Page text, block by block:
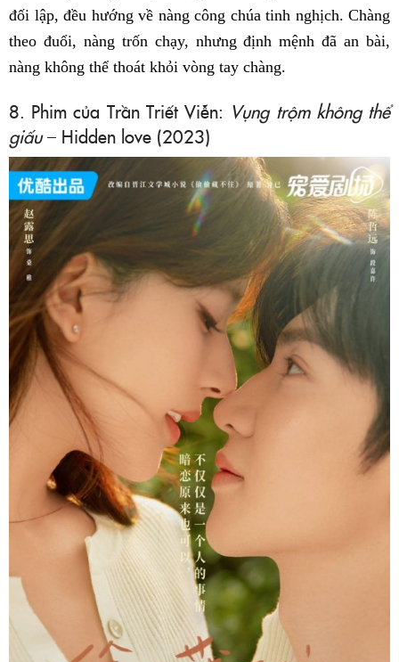
đối lập, đều hướng về nàng công chúa tinh nghịch. Chàng
theo đuổi, nàng trốn chạy, nhưng định mệnh đã an bài,
nàng không thể thoát khỏi vòng tay chàng.
8. Phim của Trần Triết Viễn: Vụng trộm không thể
giấu– Hidden love (2023)